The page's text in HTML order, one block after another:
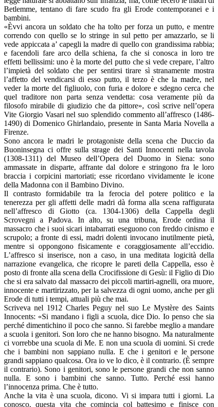
Betlemme, tentano di fare scudo fra gli Erode contemporanei e i
bambini.
«Èvvi ancora un soldato che ha tolto per forza un putto, e mentre
correndo con quello se lo stringe in sul petto per amazzarlo, se li
vede appiccata a’ capegli la madre di quello con grandissima rabbia;
e facendoli fare arco della schiena, fa che si conosca in loro tre
effetti bellissimi: uno è la morte del putto che si vede crepare, l’altro
l’impietà del soldato che per sentirsi tirare sì stranamente mostra
l’affetto del vendicarsi di esso putto, il terzo è che la madre, nel
veder la morte del figliuolo, con furia e dolore e sdegno cerca che
quel traditore non parta senza vendetta: cosa veramente più da
filosofo mirabile di giudizio che da pittore», così scrive nell’opera
Vite Giorgio Vasari nel suo splendido commento all’affresco (1486-
1490) di Domenico Ghirlandaio, presente in Santa Maria Novella a
Firenze.
Sono ancora le madri le protagoniste della scena che Duccio da
Buoninsegna ci offre sulla strage dei Santi Innocenti nella tavola
(1308-1311) del Museo dell’Opera del Duomo in Siena: sono
ammassate in disparte, affrante dal dolore e stringono fra le loro
braccia i corpicini martoriati; esse ricordano vividamente le icone
della Madonna con il Bambino Divino.
Il contrasto formidabile tra la ferocia del potere politico e la
tenerezza per gli affetti delle madri dà forma alla scena raffigurata
nell’affresco di Giotto (ca. 1304-1306) della Cappella degli
Scrovegni a Padova. In alto, su una tribuna, Erode ordina il
massacro che i suoi sicari intabarrati eseguono con freddo cinismo e
scrupolo; a fronte di essi, madri dolenti invocano inutilmente pietà,
mentre si oppongono fisicamente e coraggiosamente all’eccidio.
L’affresco si inserisce, non a caso, in una meditata logicità della
narrazione evangelica, che ricopre le pareti della Cappella, esso è
posto di fronte alla scena della Crocifissione di Gesù: il Figlio di Dio
che si era salvato dal massacro dei piccoli martiri-agnelli, ora muore,
innocente e martirizzato, per la salvezza di ogni uomo, anche per gli
Erode di tutti i tempi, attuali più che mai.
Scriveva nel 1912 Charles Peguy nel suo Le Mystère des Saints
Innocents: «Si mandano i figli a scuola, dice Dio. Io penso che sia
perché dimentichino il poco che sanno. Si farebbe meglio a mandare
a scuola i genitori. Son loro che ne hanno bisogno. Ma naturalmente
ci vorrebbe una scuola di Me. E non una scuola di uomini. Si crede
che i bambini non sappiano nulla. E che i genitori e le persone
grandi sappiano qualcosa. Ora io ve lo dico, è il contrario. (È sempre
il contrario). Sono i genitori, sono le persone grandi che non sanno
nulla. E sono i bambini che sanno. Tutto. Perché essi hanno
l’innocenza prima. Che è tutto.
Anche la vita è una scuola, dicono. Vi si impara tutti i giorni. La
conosco, questa vita che comincia col battesimo e finisce con